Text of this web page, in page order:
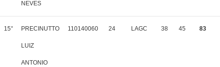
NEVES
15° PRECINUTTO
LUIZ
ANTONIO
110140060 24 LAGC 38 45 83